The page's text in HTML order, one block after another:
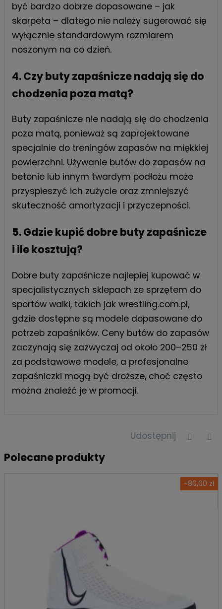
być bardzo dobrze dopasowane – jak
skarpeta – dlatego nie należy sugerować się
wyłącznie standardowym rozmiarem
noszonym na co dzień.
4. Czy buty zapaśnicze nadają się do
chodzenia poza matą?
Buty zapaśnicze nie nadają się do chodzenia
poza matą, ponieważ są zaprojektowane
specjalnie do treningów zapasów na miękkiej
powierzchni. Używanie butów do zapasów na
betonie lub innym twardym podłożu może
przyspieszyć ich zużycie oraz zmniejszyć
skuteczność amortyzacji i przyczepności.
5. Gdzie kupić dobre buty zapaśnicze
i ile kosztują?
Dobre buty zapaśnicze najlepiej kupować w
specjalistycznych sklepach ze sprzętem do
sportów walki, takich jak wrestling.com.pl,
gdzie dostępne są modele dopasowane do
potrzeb zapaśników. Ceny butów do zapasów
zaczynają się zazwyczaj od około 200–250 zł
za podstawowe modele, a profesjonalne
zapaśniczki mogą być droższe, choć często
można znaleźć je w promocji.
Udostępnij
Polecane produkty
-80,00 zł